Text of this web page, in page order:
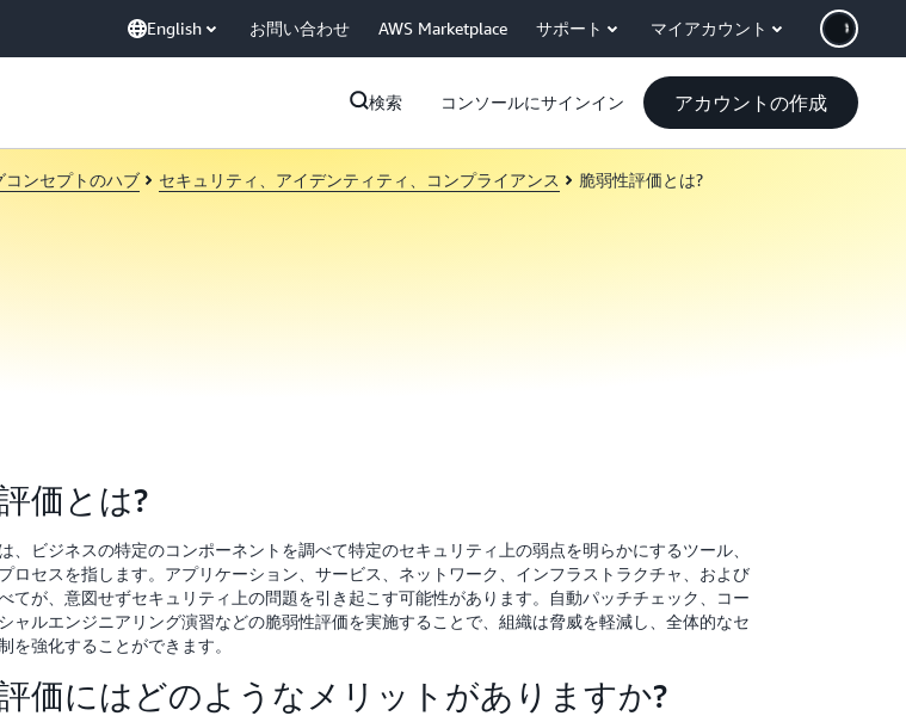
English お問い合わせ AWS Marketplace サポート マイアカウント
検索 コンソールにサインイン アカウントの作成
コンセプトのハブ セキュリティ、アイデンティティ、コンプライアンス 脆弱性評価とは?
価とは?
、ビジネスの特定のコンポーネントを調べて特定のセキュリティ上の弱点を明らかにするツール、
ロセスを指します。アプリケーション、サービス、ネットワーク、インフラストラクチャ、および
てが、意図せずセキュリティ上の問題を引き起こす可能性があります。自動パッチチェック、コー
ャルエンジニアリング演習などの脆弱性評価を実施することで、組織は脅威を軽減し、全体的なセ
を強化することができます。
価にはどのようなメリットがありますか?